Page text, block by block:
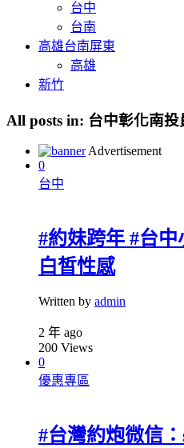
台中
台南
高雄台南屏東
高雄
新竹
All posts in: 台中彰化南投
Advertisement
0
台中
#約妹跨年 #台
白皙性感
Written by admin
2 年 ago
200 Views
0
優惠專區
#台灣約炮微信：